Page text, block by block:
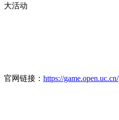
大活动
官网链接： https://game.open.uc.cn/